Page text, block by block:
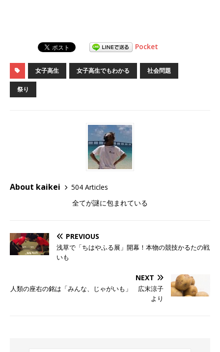
Pocket
女子高生 女子高生でもわかる 社会問題
祭り
About kaikei
504 Articles
全てが謎に包まれている
PREVIOUS
浅草で「ちはやふる展」開幕！本物の競技かるたの戦
いも
NEXT
人類の座右の銘は「みんな、じゃがいも」 広末涼子
より